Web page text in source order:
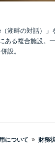
（湖畔の対話）
ある複合施設。
設。
について » 財務